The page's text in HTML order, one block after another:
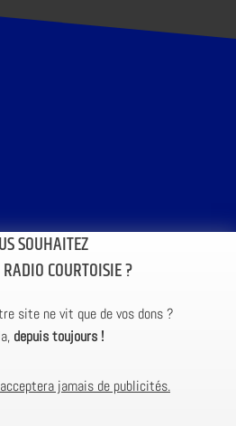
SOUHAITEZ
COURTOISIE ?
site ne vit que de vos dons ?
depuis toujours !
jamais de publicités.